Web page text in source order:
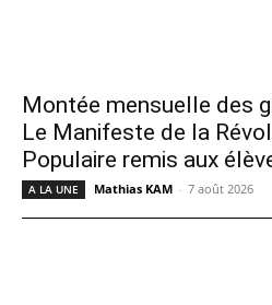
Montée mensuelle des
Le Manifeste de la
Populaire remis aux
A LA UNE Mathias KAM - 7 août 2026